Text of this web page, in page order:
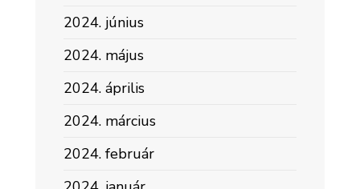
2024. június
2024. május
2024. április
2024. március
2024. február